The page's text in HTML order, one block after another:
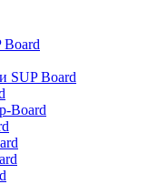
Board
SUP Board
Board